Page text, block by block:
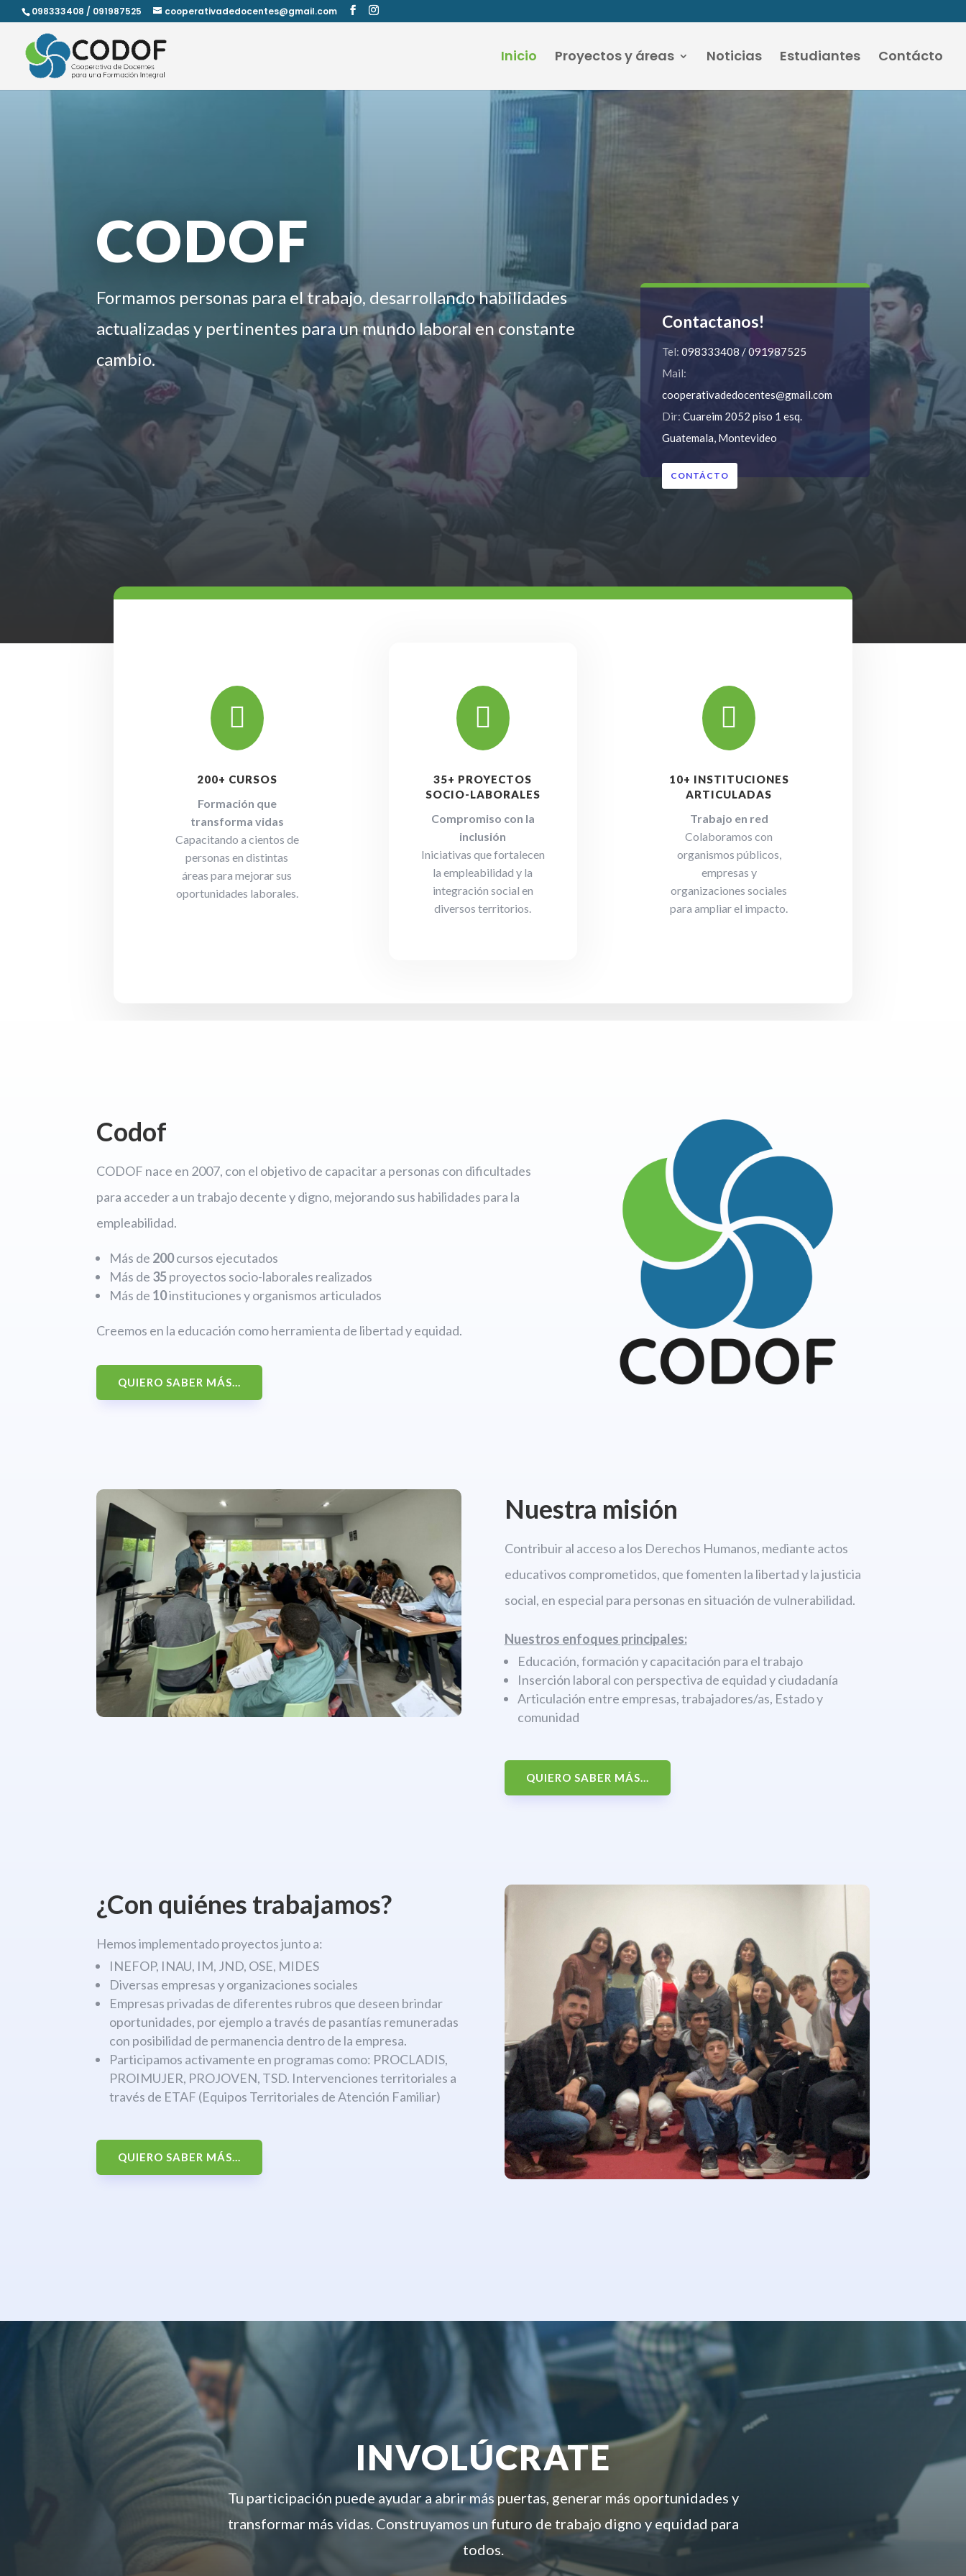
098333408 / 091987525 cooperativadedocentes@gmail.com
Inicio Proyectos y áreas Noticias Estudiantes Contácto
CODOF
Formamos personas para el trabajo, desarrollando habilidades
actualizadas y pertinentes para un mundo laboral en constante
cambio.
Contactanos!
Tel: 098333408 / 091987525
Mail:
cooperativadedocentes@gmail.com
Dir: Cuareim 2052 piso 1 esq.
Guatemala, Montevideo
CONTÁCTO

200+ CURSOS
Formación que
transforma vidas
Capacitando a cientos de
personas en distintas
áreas para mejorar sus
oportunidades laborales.

35+ PROYECTOS
SOCIO-LABORALES
Compromiso con la
inclusión
Iniciativas que fortalecen
la empleabilidad y la
integración social en
diversos territorios.

10+ INSTITUCIONES
ARTICULADAS
Trabajo en red
Colaboramos con
organismos públicos,
empresas y
organizaciones sociales
para ampliar el impacto.
Codof
CODOF nace en 2007, con el objetivo de capacitar a personas con dificultades
para acceder a un trabajo decente y digno, mejorando sus habilidades para la
empleabilidad.
Más de 200cursos ejecutados
Más de 35proyectos socio-laborales realizados
Más de 10instituciones y organismos articulados
Creemos en la educación como herramienta de libertad y equidad.
QUIERO SABER MÁS...
Nuestra misión
Contribuir al acceso a los Derechos Humanos, mediante actos
educativos comprometidos, que fomenten la libertady la justicia
social, en especial para personas en situación de vulnerabilidad.
Nuestros enfoques principales:
Educación, formación y capacitación para el trabajo
Inserción laboral con perspectiva de equidad y ciudadanía
Articulación entre empresas, trabajadores/as, Estado y
comunidad
QUIERO SABER MÁS...
¿Con quiénes trabajamos?
Hemos implementado proyectos junto a:
INEFOP, INAU, IM, JND, OSE, MIDES
Diversas empresas y organizaciones sociales
Empresas privadas de diferentes rubros que deseen brindar
oportunidades, por ejemplo a través de pasantías remuneradas
con posibilidad de permanencia dentro de la empresa.
Participamos activamente en programas como: PROCLADIS,
PROIMUJER, PROJOVEN, TSD. Intervenciones territoriales a
través de ETAF (Equipos Territoriales de Atención Familiar)
QUIERO SABER MÁS...
INVOLÚCRATE
Tu participación puede ayudar a abrir más puertas, generar más oportunidades y
transformar más vidas. Construyamos un futuro de trabajo digno y equidad para
todos.